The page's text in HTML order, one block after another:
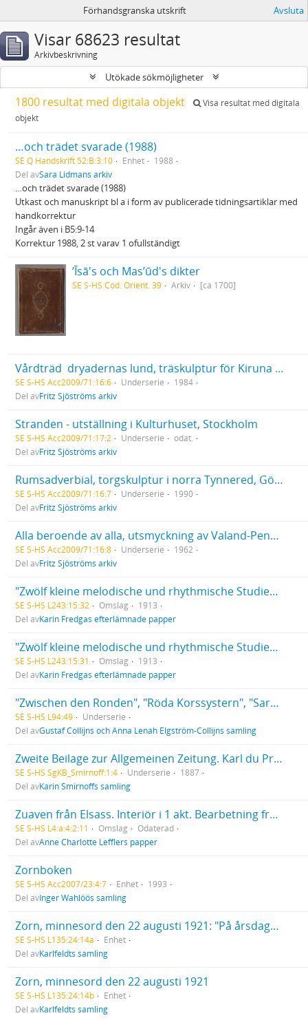
Förhandsgranska utskrift Avsluta
Visar 68623 resultat
Arkivbeskrivning
Utökade sökmöjligheter
1800 resultat med digitala objekt
Visa resultat med digitala
objekt
…och trädet svarade (1988)
SE Q Handskrift 52:B:3:10 Enhet
1988
Del avSara Lidmans arkiv
…och trädet svarade (1988)
Utkast och manuskript bl a i form av publicerade tidningsartiklar med
handkorrektur
Ingår även i B5:9-14
Korrektur 1988, 2 st varav 1 ofullständigt
ʼĪsā's och Masʼūd's dikter
SE S-HS Cod. Orient. 39 Arkiv [ca 1700]
Vårdträd  dryadernas lund, träskulptur för Kiruna lasarett 1984
SE S-HS Acc2009/71:16:6 Underserie
1984
Del avFritz Sjöströms arkiv
Stranden - utställning i Kulturhuset, Stockholm
SE S-HS Acc2009/71:17:2 Underserie
odat.
Del avFritz Sjöströms arkiv
Rumsadverbial, torgskulptur i norra Tynnered, Göteborg
SE S-HS Acc2009/71:16:7 Underserie
1990
Del avFritz Sjöströms arkiv
Alla beroende av alla, utsmyckning av Valand-Pensionsbolagets kontorsbyggnad i Stockholm
SE S-HS Acc2009/71:16:8 Underserie
1962
Del avFritz Sjöströms arkiv
"Zwölf kleine melodische und rhythmische Studien für Klavier", Heft II (Nr. 7-12), musik E. Jaques-Dalcroze.
SE S-HS L243:15:32 Omslag
1913
Del avKarin Fredgas efterlämnade papper
"Zwölf kleine melodische und rhythmische Studien für Klavier", Heft I (Nr. 1-6), musik E. Jaques-Dalcroze.
SE S-HS L243:15:31 Omslag
1913
Del avKarin Fredgas efterlämnade papper
"Zwischen den Ronden", "Röda Korssystern", "Sargit" (tidigare version av "Två systrar"), "Hålet i muren", "En ojämn strid", "Bidrag till Thalia"
SE S-HS L94:49
Underserie
Del avGustaf Collijns och Anna Lenah Elgström-Collijns samling
Zweite Beilage zur Allgemeinen Zeitung. Karl du Prel: Hypnotische Experimente
SE S-HS SgKB_Smirnoff:1:4 Underserie
1887
Del avKarin Smirnoffs samling
Zuaven från Elsass. Interiör i 1 akt. Bearbetning från franska; 19 blad
SE S-HS L4:a:4:2:11 Omslag
Odaterad
Del avAnne Charlotte Lefflers papper
Zornboken
SE S-HS Acc2007/23:4:7 Enhet
1993
Del avInger Wahlöös samling
Zorn, minnesord den 22 augusti 1921: "På årsdagen av Anders Zorns... "
SE S-HS L135:24:14a
Enhet
Del avKarlfeldts samling
Zorn, minnesord den 22 augusti 1921
SE S-HS L135:24:14b
Enhet
Del avKarlfeldts samling